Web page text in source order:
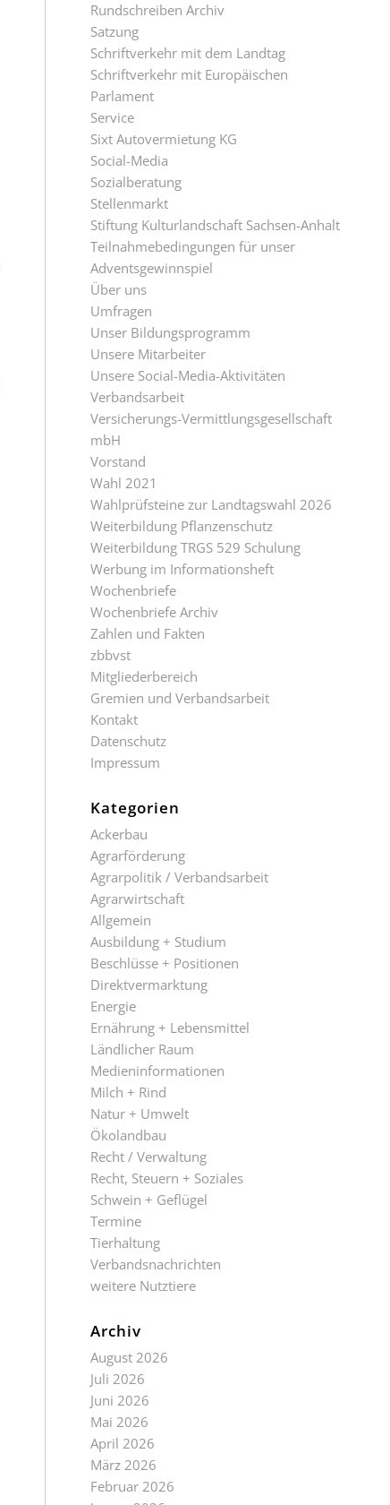
Rundschreiben Archiv
Satzung
Schriftverkehr mit dem Landtag
Schriftverkehr mit Europäischen
Parlament
Service
Sixt Autovermietung KG
Social-Media
Sozialberatung
Stellenmarkt
Stiftung Kulturlandschaft Sachsen-Anhalt
Teilnahmebedingungen für unser
Adventsgewinnspiel
Über uns
Umfragen
Unser Bildungsprogramm
Unsere Mitarbeiter
Unsere Social-Media-Aktivitäten
Verbandsarbeit
Versicherungs-Vermittlungsgesellschaft
mbH
Vorstand
Wahl 2021
Wahlprüfsteine zur Landtagswahl 2026
Weiterbildung Pflanzenschutz
Weiterbildung TRGS 529 Schulung
Werbung im Informationsheft
Wochenbriefe
Wochenbriefe Archiv
Zahlen und Fakten
zbbvst
Mitgliederbereich
Gremien und Verbandsarbeit
Kontakt
Datenschutz
Impressum
Kategorien
Ackerbau
Agrarförderung
Agrarpolitik / Verbandsarbeit
Agrarwirtschaft
Allgemein
Ausbildung + Studium
Beschlüsse + Positionen
Direktvermarktung
Energie
Ernährung + Lebensmittel
Ländlicher Raum
Medieninformationen
Milch + Rind
Natur + Umwelt
Ökolandbau
Recht / Verwaltung
Recht, Steuern + Soziales
Schwein + Geflügel
Termine
Tierhaltung
Verbandsnachrichten
weitere Nutztiere
Archiv
August 2026
Juli 2026
Juni 2026
Mai 2026
April 2026
März 2026
Februar 2026